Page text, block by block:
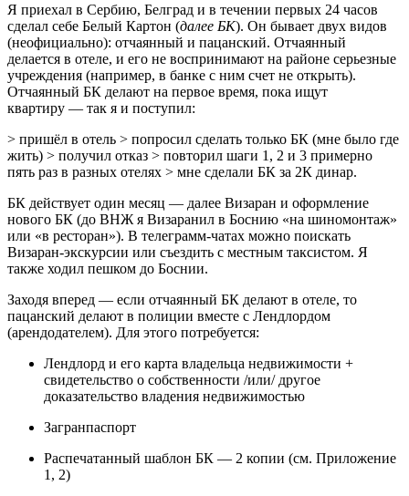
Я приехал в Сербию, Белград и в течении первых 24 часов
сделал себе Белый Картон (далее БК). Он бывает двух видов
(неофициально): отчаянный и пацанский. Отчаянный
делается в отеле, и его не воспринимают на районе серьезные
учреждения (например, в банке с ним счет не открыть).
Отчаянный БК делают на первое время, пока ищут
квартиру — так я и поступил:
> пришёл в отель > попросил сделать только БК (мне было где
жить) > получил отказ > повторил шаги 1, 2 и 3 примерно
пять раз в разных отелях > мне сделали БК за 2К динар.
БК действует один месяц — далее Визаран и оформление
нового БК (до ВНЖ я Визаранил в Боснию «на шиномонтаж»
или «в ресторан»). В телеграмм‑чатах можно поискать
Визаран‑экскурсии или съездить с местным таксистом. Я
также ходил пешком до Боснии.
Заходя вперед — если отчаянный БК делают в отеле, то
пацанский делают в полиции вместе с Лендлордом
(арендодателем). Для этого потребуется:
Лендлорд и его карта владельца недвижимости +
свидетельство о собственности /или/ другое
доказательство владения недвижимостью
Загранпаспорт
Распечатанный шаблон БК — 2 копии (см. Приложение
1, 2)